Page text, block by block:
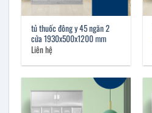
tủ thuốc đông y 45 ngăn 2
cửa 1930x500x1200 mm
Liên hệ